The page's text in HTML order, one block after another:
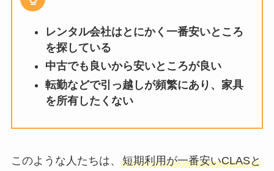
レンタル会社はとにかく一番安いところ
を探している
中古でも良いから安いところが良い
転勤などで引っ越しが頻繁にあり、家具
を所有したくない
このような人たちは、 短期利用が一番安いCLASと